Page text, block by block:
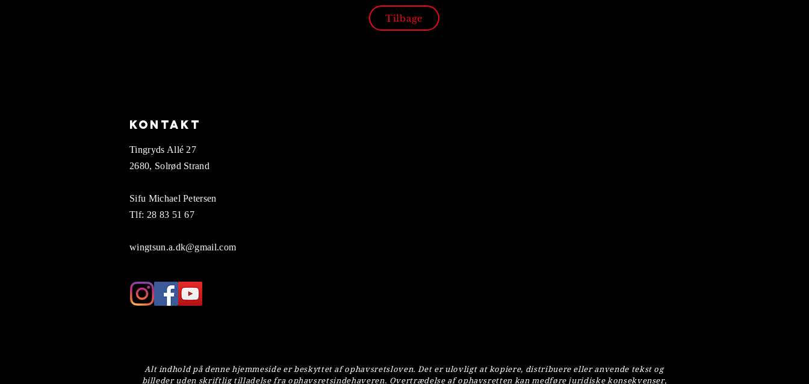
Tilbage
Kontakt
Tingryds Allé 27
2680, Solrød Strand
Sifu Michael Petersen
Tlf: 28 83 51 67
wingtsun.a.dk@gmail.com
Alt indhold på denne hjemmeside er beskyttet af ophavsretsloven. Det er ulovligt at kopiere, distribuere eller anvende tekst og
billeder uden skriftlig tilladelse fra ophavsretsindehaveren. Overtrædelse af ophavsretten kan medføre juridiske konsekvenser,